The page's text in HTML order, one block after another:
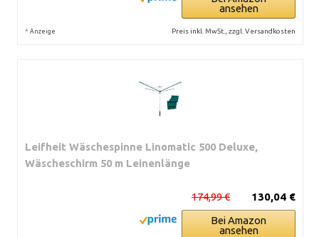
ansehen
* Anzeige Preis inkl. MwSt., zzgl. Versandkosten
Leifheit Wäschespinne Linomatic 500 Deluxe,
Wäscheschirm 50 m Leinenlänge
130,04 €
174,99 €
Bei Amazon
ansehen